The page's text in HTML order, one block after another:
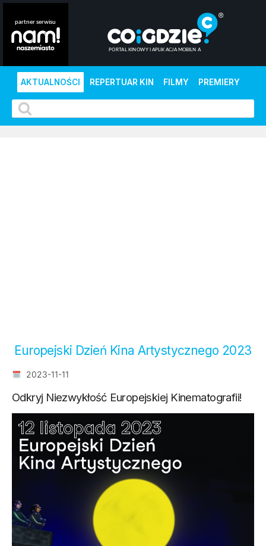
AKTUALNOŚCI REPERTUAR KIN FILMY PREMIERY
Europejski Dzień Kina Artystycznego 2023
2023-11-11
Odkryj Niezwykłość Europejskiej Kinematografii!